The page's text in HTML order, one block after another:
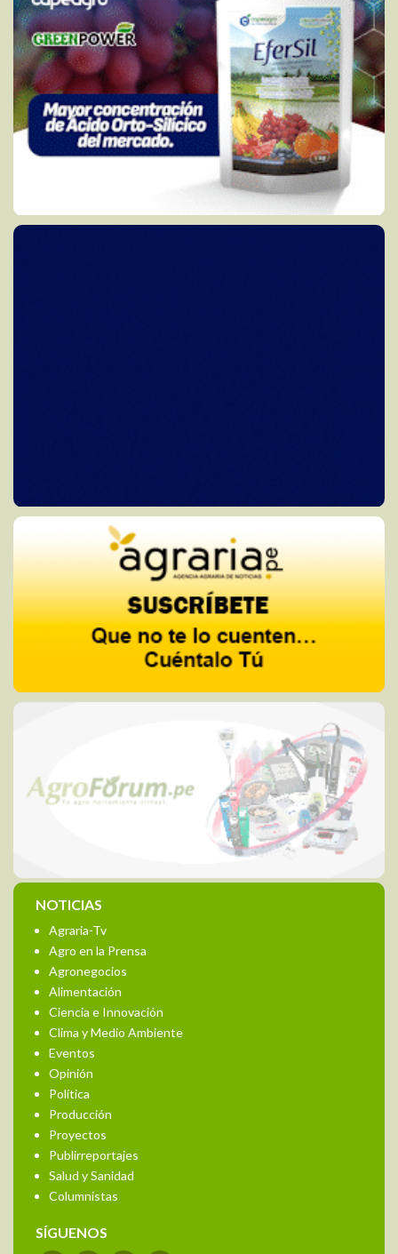
NOTICIAS
Agraria-Tv
Agro en la Prensa
Agronegocios
Alimentación
Ciencia e Innovación
Clima y Medio Ambiente
Eventos
Opinión
Política
Producción
Proyectos
Publirreportajes
Salud y Sanidad
Columnistas
SÍGUENOS